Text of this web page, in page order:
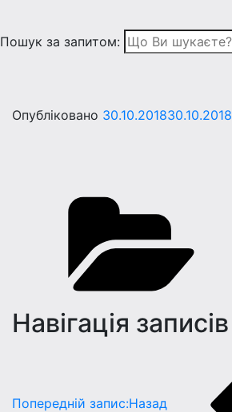
Пошук за запитом:
Опубліковано 30.10.201830.10.2018
Навігація записів
Попередній запис:Назад